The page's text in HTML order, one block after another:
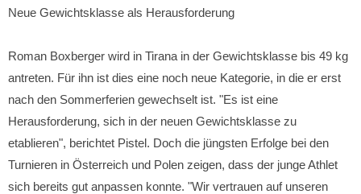
Neue Gewichtsklasse als Herausforderung
Roman Boxberger wird in Tirana in der Gewichtsklasse bis 49 kg
antreten. Für ihn ist dies eine noch neue Kategorie, in die er erst
nach den Sommerferien gewechselt ist. "Es ist eine
Herausforderung, sich in der neuen Gewichtsklasse zu
etablieren", berichtet Pistel. Doch die jüngsten Erfolge bei den
Turnieren in Österreich und Polen zeigen, dass der junge Athlet
sich bereits gut anpassen konnte. "Wir vertrauen auf unseren